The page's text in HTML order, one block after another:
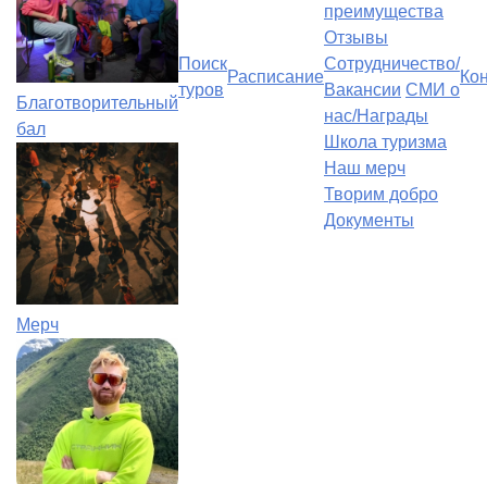
Благотворительный
бал
Мерч
Поиск
туров
Расписание
преимущества
Отзывы
Сотрудничество/
Вакансии СМИ о
нас/Награды
Школа туризма
Наш мерч
Творим добро
Документы